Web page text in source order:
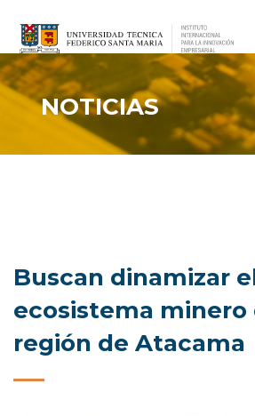
contenido
NOTICIAS
Buscan dinamizar
ecosistema minero
región de Atacama